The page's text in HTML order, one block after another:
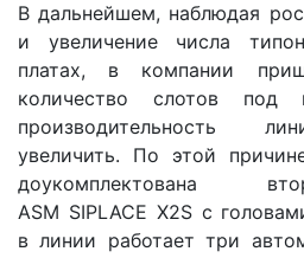
В дальнейшем, наблюдая
и увеличение числа
платах, в компании
количество слотов
производительность
увеличить. По этой
доукомплектована
ASM SIPLACE X2S с
в линии работает три